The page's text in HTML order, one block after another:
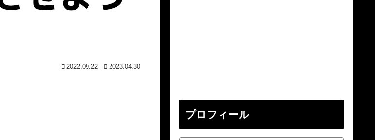
2022.09.22 2023.04.30
プロフィール